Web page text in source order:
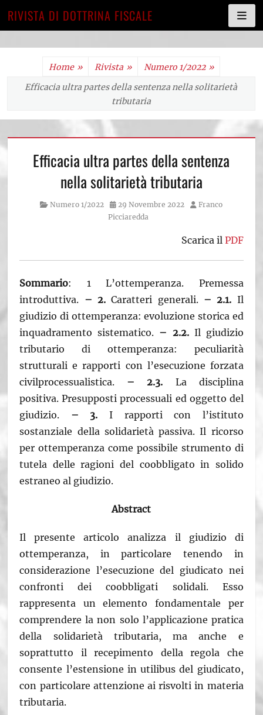
content
RIVISTA DI DOTTRINA FISCALE
Home » Rivista » Numero 1/2022 »
Efficacia ultra partes della sentenza nella solitarietà
tributaria
Efficacia ultra partes della sentenza
nella solitarietà tributaria
Category
Numero 1/2022
Posted
on
29 Novembre 2022 Author
Franco
Picciaredda
Scarica il PDF
Sommario: 1 L’ottemperanza. Premessa
introduttiva. – 2. Caratteri generali. – 2.1. Il
giudizio di ottemperanza: evoluzione storica ed
inquadramento sistematico. – 2.2.Il giudizio
tributario di ottemperanza: peculiarità
strutturali e rapporti con l’esecuzione forzata
civilprocessualistica. – 2.3. La disciplina
positiva. Presupposti processuali ed oggetto del
giudizio. – 3. I rapporti con l’istituto
sostanziale della solidarietà passiva. Il ricorso
per ottemperanza come possibile strumento di
tutela delle ragioni del coobbligato in solido
estraneo al giudizio.
Abstract
Il presente articolo analizza il giudizio di
ottemperanza, in particolare tenendo in
considerazione l’esecuzione del giudicato nei
confronti dei coobbligati solidali. Esso
rappresenta un elemento fondamentale per
comprendere la non solo l’applicazione pratica
della solidarietà tributaria, ma anche e
soprattutto il recepimento della regola che
consente l’estensione in utilibus del giudicato,
con particolare attenzione ai risvolti in materia
tributaria.